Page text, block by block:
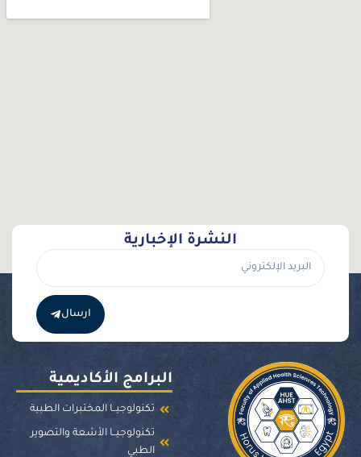
النشرة الإخبارية
ارسال
البرامج الأكاديمية
تكنولوجيــا المختبرات الطبية
تكنولوجيــا الأشعة والتصوير
الطبي